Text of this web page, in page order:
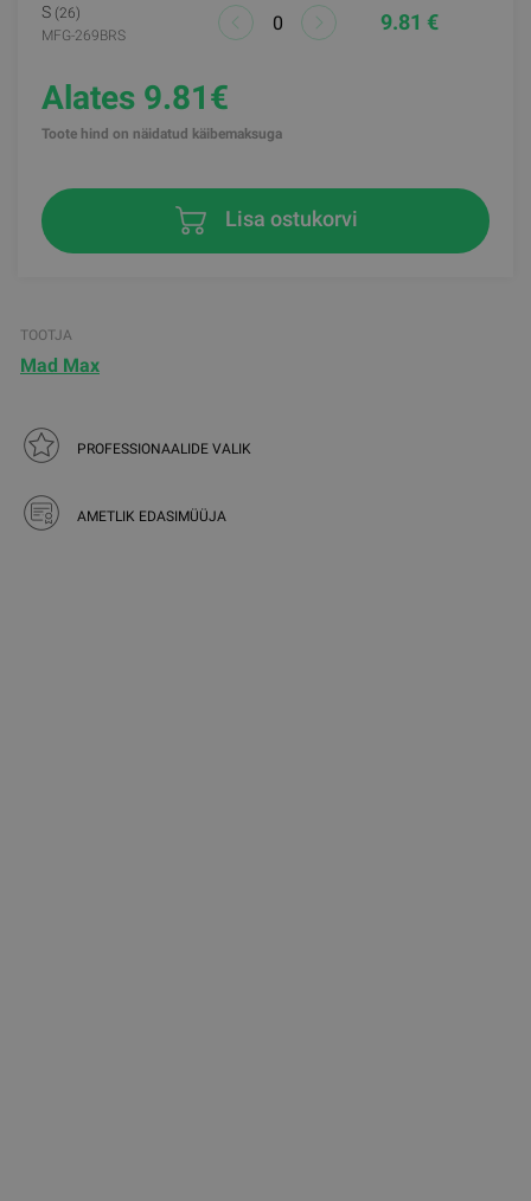
S (26)
MFG-269BRS
9.81 €
Alates 9.81€
Toote hind on näidatud käibemaksuga
Lisa ostukorvi
TOOTJA
Mad Max
PROFESSIONAALIDE VALIK
AMETLIK EDASIMÜÜJA